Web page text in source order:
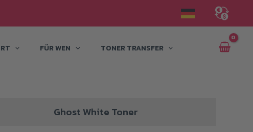
FÜR WEN TONER TRANSFER
Ghost White Toner